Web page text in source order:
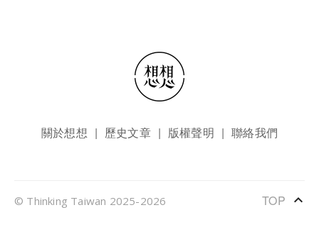
頁尾選單關於想想 歷史文章 版權聲明 聯絡我們
© Thinking Taiwan 2025-2026 TOP keyboard_arrow_up